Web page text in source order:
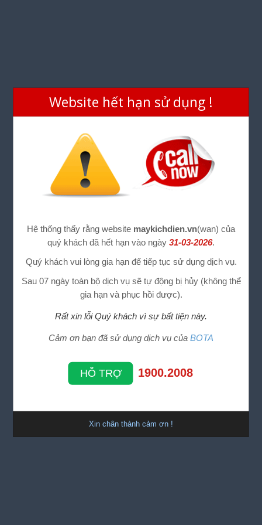
Website hết hạn sử dụng !
Hệ thống thấy rằng website maykichdien.vn(wan) của
quý khách đã hết hạn vào ngày 31-03-2026.
Quý khách vui lòng gia hạn để tiếp tục sử dụng dịch vụ.
Sau 07 ngày toàn bộ dịch vụ sẽ tự động bị hủy (không thể
gia hạn và phục hồi được).
Rất xin lỗi Quý khách vì sự bất tiện này.
Cảm ơn bạn đã sử dụng dịch vụ của BOTA
HỖ TRỢ 1900.2008
Xin chân thành cảm ơn !